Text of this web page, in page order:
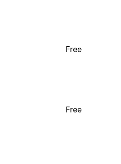
Free
Free